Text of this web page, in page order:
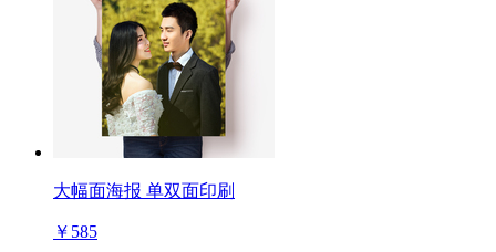
大幅面海报 单双面印刷
￥585